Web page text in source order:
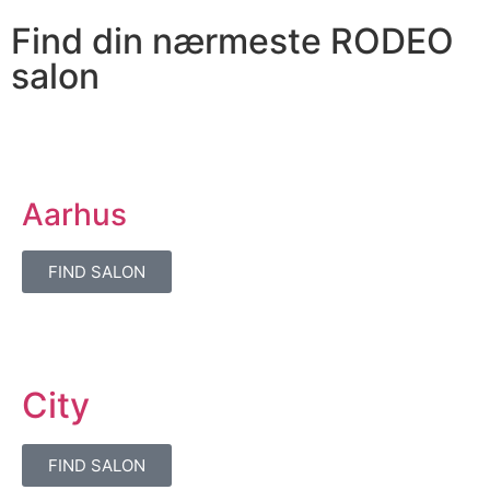
Find din nærmeste RODEO
salon
Aarhus
FIND SALON
City
FIND SALON